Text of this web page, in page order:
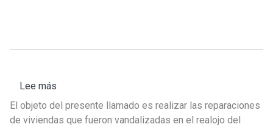
hidrología
Lee más
Pedido
de
El objeto del presente llamado es realizar las reparaciones
de viviendas que fueron vandalizadas en el realojo del